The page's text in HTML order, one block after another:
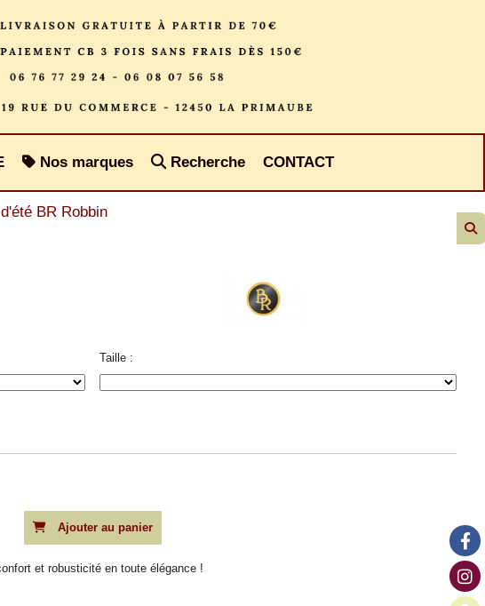
Nos marques Recherche CONTACT
BR Robbin
Taille :
Ajouter au panier
et robusticité en toute élégance !